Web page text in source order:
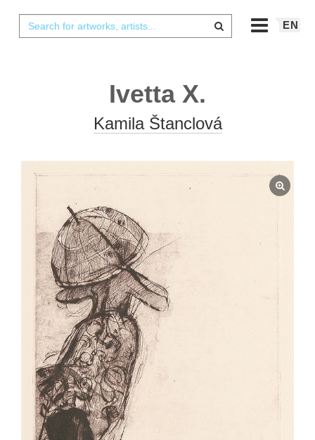
EN
Ivetta X.
Kamila Štanclová